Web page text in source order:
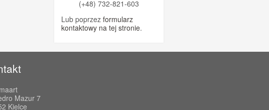
(+48) 732-821-603
Lub poprzez formularz
kontaktowy na tej stronie.
Mazur 7
Kielce